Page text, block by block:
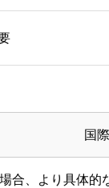
国
合、より具体的